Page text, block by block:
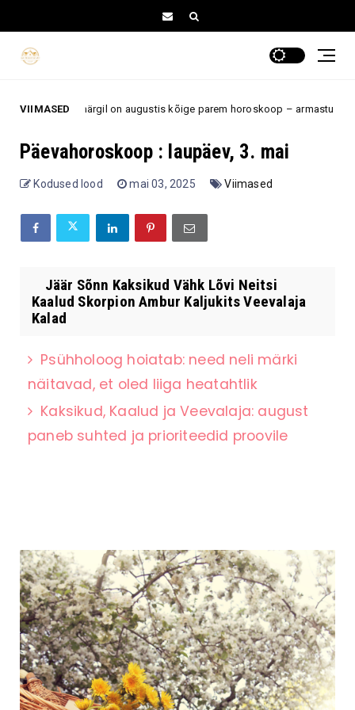
VIIMASED
tähemärgil on augustis kõige parem horoskoop – armastus, töö ja uued
Päevahoroskoop : laupäev, 3. mai
Kodused lood mai 03, 2025 Viimased
Jäär Sõnn Kaksikud Vähk Lõvi Neitsi
Kaalud Skorpion Ambur Kaljukits Veevalaja
Kalad
Psühholoog hoiatab: need neli märki
näitavad, et oled liiga heatahtlik
Kaksikud, Kaalud ja Veevalaja: august
paneb suhted ja prioriteedid proovile